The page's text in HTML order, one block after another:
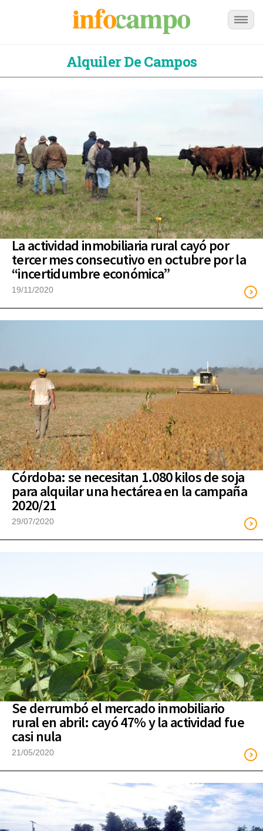
Alquiler De Campos
La actividad inmobiliaria rural cayó por
tercer mes consecutivo en octubre por la
“incertidumbre económica”
19/11/2020
Córdoba: se necesitan 1.080 kilos de soja
para alquilar una hectárea en la campaña
2020/21
29/07/2020
Se derrumbó el mercado inmobiliario
rural en abril: cayó 47% y la actividad fue
casi nula
21/05/2020